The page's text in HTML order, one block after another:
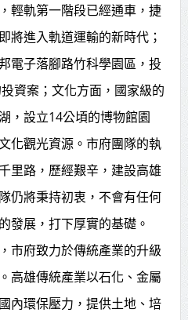
界貴賓共同揭幕
全國國中小學書
閣說」 喊推陳其
獎」得獎者及入
體系
輕軌第一階段已經通車，捷
將進入軌道運輸的新時代；
電子落腳路竹科學園區，投
資案；文化方面，國家級的
，設立14公頃的博物館園
化觀光資源。市府團隊的執
里路，歷經艱辛，建設高雄
仍將秉持初衷，不會有任何
發展，打下厚實的基礎。
市府致力於傳統產業的升級
高雄傳統產業以石化、金屬
內環保壓力，提供土地、培